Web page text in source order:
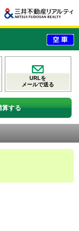
URLを
メールで送る
算する